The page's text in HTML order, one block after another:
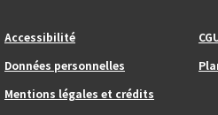
Footer_center
Accessibilité
Données personnelles
Mentions légales et crédits